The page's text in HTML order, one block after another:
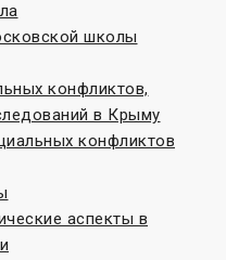
школы
конфликтов,
в Крыму
конфликтов
аспекты в